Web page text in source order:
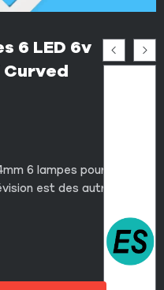
6 LED 6v
Curved
6 lampes pour
est des autres LED